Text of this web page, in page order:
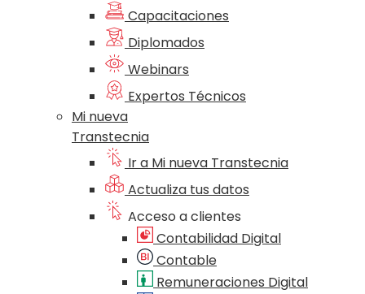
Capacitaciones
Diplomados
Webinars
Expertos Técnicos
Mi nueva
Transtecnia
Ir a Mi nueva Transtecnia
Actualiza tus datos
Acceso a clientes
Contabilidad Digital
Contable
Remuneraciones Digital